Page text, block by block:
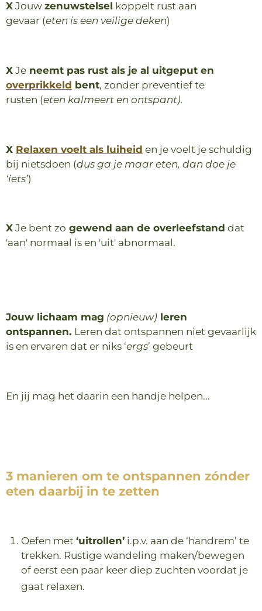
XJouwzenuwstelsel koppelt rust aan
gevaar (eten is een veilige deken)
XJe neemt pas rust als je al uitgeput en
overprikkeld bent, zonder preventief te
rusten (eten kalmeert en ontspant).
X Relaxen voelt als luiheid en je voelt je schuldig
bij nietsdoen (dus ga je maar eten, dan doe je
‘iets’)
XJe bent zo gewend aan de overleefstand dat
'aan' normaal is en 'uit' abnormaal.
Jouw lichaam mag (opnieuw) leren
ontspannen. Leren dat ontspannen niet gevaarlijk
isen ervaren dat er niks ‘ergs’ gebeurt
En jij mag het daarin een handje helpen...
3 manieren om te ontspannen zónder
eten daarbij in te zetten
Oefen met‘uitrollen’ i.p.v. aan de ‘handrem’ te
trekken. Rustige wandeling maken/bewegen
of eerst een paar keer diep zuchten voordat je
gaat relaxen.